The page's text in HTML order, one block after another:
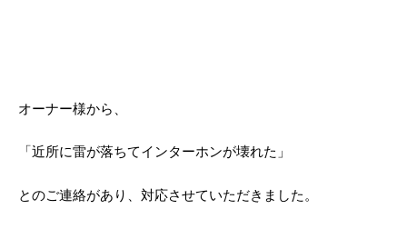
オーナー様から、
「近所に雷が落ちてインターホンが壊れた」
とのご連絡があり、対応させていただきました。